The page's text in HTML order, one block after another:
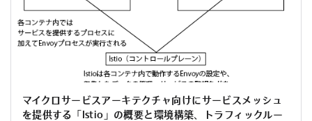
マイクロサービスアーキテクチャ向けにサービスメッシュ
を提供する「Istio」の概要と環境構築、トラフィックルー